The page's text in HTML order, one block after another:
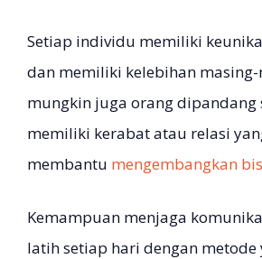
Setiap individu memiliki
dan memiliki kelebihan masing-
mungkin juga orang dipandang
memiliki kerabat atau relasi
membantu mengembangkan
Kemampuan menjaga
latih setiap hari dengan